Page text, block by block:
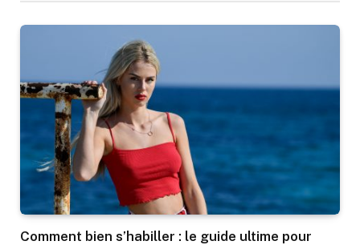
Comment bien s’habiller : le guide ultime pour